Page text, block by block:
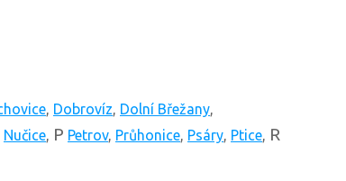
, Dobrovíz, Dolní Břežany,
Nučice, P Petrov, Průhonice, Psáry, Ptice, R